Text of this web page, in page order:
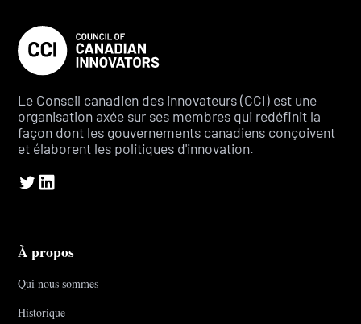
Le Conseil canadien des innovateurs (CCI) est une
organisation axée sur ses membres qui redéfinit la
façon dont les gouvernements canadiens conçoivent
et élaborent les politiques d'innovation.
À propos
Qui nous sommes
Historique